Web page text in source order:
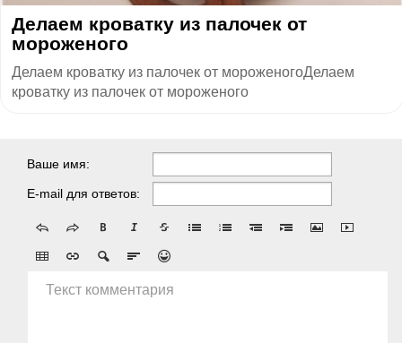
Делаем кроватку из палочек от
мороженого
Делаем кроватку из палочек от мороженогоДелаем
кроватку из палочек от мороженого
Ваше имя:
E-mail для ответов:
Текст комментария